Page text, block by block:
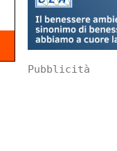
Pubblicità